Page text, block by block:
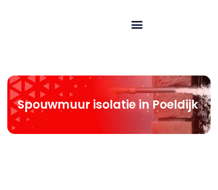
Spouwmuur isolatie in Poeldijk